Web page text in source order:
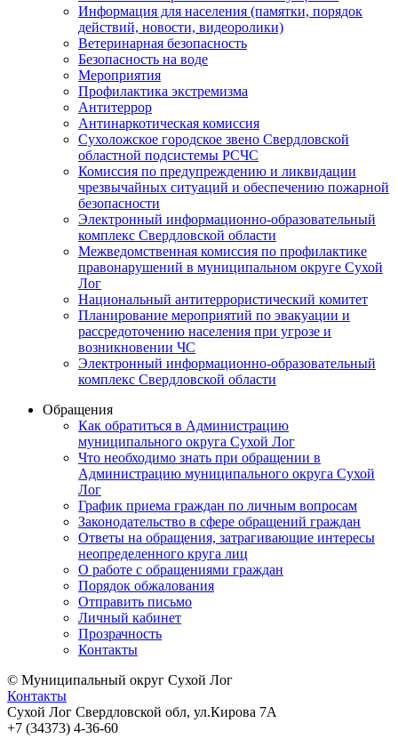
Информация для населения (памятки, порядок
действий, новости, видеоролики)
Ветеринарная безопасность
Безопасность на воде
Мероприятия
Профилактика экстремизма
Антитеррор
Антинаркотическая комиссия
Сухоложское городское звено Свердловской
областной подсистемы РСЧС
Комиссия по предупреждению и ликвидации
чрезвычайных ситуаций и обеспечению пожарной
безопасности
Электронный информационно-образовательный
комплекс Cвердловской области
Межведомственная комиссия по профилактике
правонарушений в муниципальном округе Сухой
Лог
Национальный антитеррористический комитет
Планирование мероприятий по эвакуации и
рассредоточению населения при угрозе и
возникновении ЧС
Электронный информационно-образовательный
комплекс Свердловской области
Обращения
Как обратиться в Администрацию
муниципального округа Сухой Лог
Что необходимо знать при обращении в
Администрацию муниципального округа Сухой
Лог
График приема граждан по личным вопросам
Законодательство в сфере обращений граждан
Ответы на обращения, затрагивающие интересы
неопределенного круга лиц
О работе с обращениями граждан
Порядок обжалования
Отправить письмо
Личный кабинет
Прозрачность
Контакты
© Муниципальный округ Сухой Лог
Контакты
Сухой Лог Свердловской обл, ул.Кирова 7А
+7 (34373) 4-36-60